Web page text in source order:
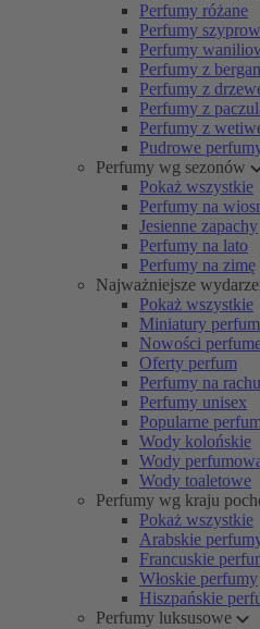
Perfumy różane
Perfumy
Perfumy
Perfumy z
Perfumy z
Perfumy z
Perfumy z
Pudrowe
Perfumy wg sezonów
Pokaż wszystkie
Perfumy na
Jesienne zapachy
Perfumy na lato
Perfumy na zimę
Najważniejsze
Pokaż wszystkie
Miniatury perfum
Nowości
Oferty perfum
Perfumy na
Perfumy unisex
Popularne
Wody kolońskie
Wody
Wody toaletowe
Perfumy wg kraju
Pokaż wszystkie
Arabskie
Francuskie
Włoskie perfumy
Hiszpańskie
Perfumy luksusowe